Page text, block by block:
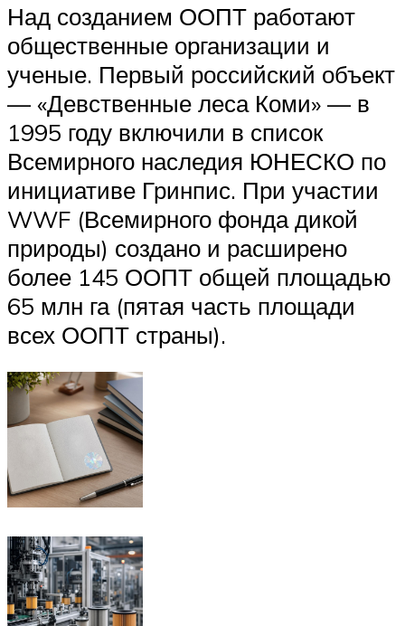
Над созданием ООПТ работают
общественные организации и
ученые. Первый российский объект
— «Девственные леса Коми» — в
1995 году включили в список
Всемирного наследия ЮНЕСКО по
инициативе Гринпис. При участии
WWF (Всемирного фонда дикой
природы) создано и расширено
более 145 ООПТ общей площадью
65 млн га (пятая часть площади
всех ООПТ страны).